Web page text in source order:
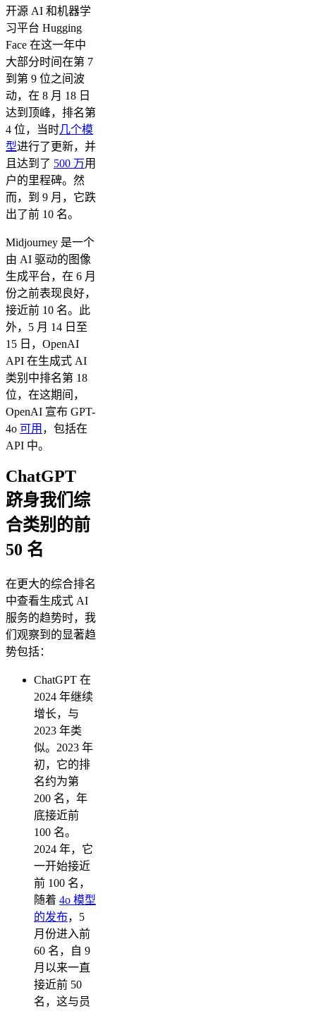
开源 AI 和机器学
习平台 Hugging
Face 在这一年中
大部分时间在第 7
到第 9 位之间波
动，在 8 月 18 日
达到顶峰，排名第
4 位，当时几个模
型进行了更新，并
且达到了 500 万用
户的里程碑。然
而，到 9 月，它跌
出了前 10 名。
Midjourney 是一个
由 AI 驱动的图像
生成平台，在 6 月
份之前表现良好，
接近前 10 名。此
外，5 月 14 日至
15 日，OpenAI
API 在生成式 AI
类别中排名第 18
位，在这期间，
OpenAI 宣布 GPT-
4o 可用 ，包括在
API 中。
ChatGPT
跻身我们综
合类别的前
50 名
在更大的综合排名
中查看生成式 AI
服务的趋势时，我
们观察到的显著趋
势包括：
ChatGPT 在
2024 年继续
增长，与
2023 年类
似。2023 年
初，它的排
名约为第
200 名，年
底接近前
100 名。
2024 年，它
一开始接近
前 100 名，
随着 4o 模型
的发布，5
月份进入前
60 名，自 9
月以来一直
接近前 50
名，这与员